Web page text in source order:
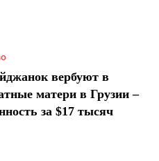
вербуют в
матери в Грузии –
за $17 тысяч